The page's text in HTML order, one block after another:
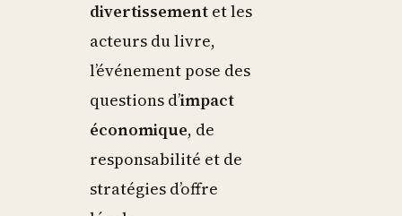
divertissement et les
acteurs du livre,
l’événement pose des
questions d’impact
économique, de
responsabilité et de
stratégies d’offre